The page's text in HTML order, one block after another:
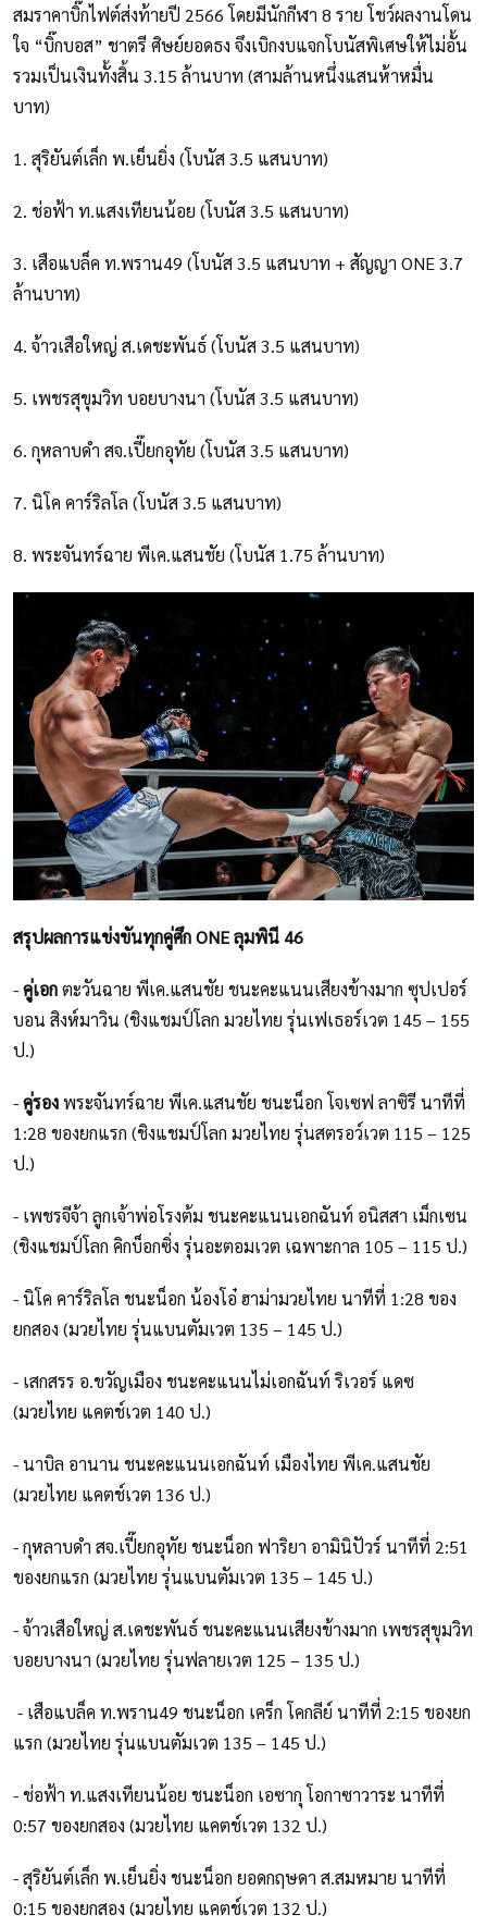
สมราคาบิ๊กไฟต์ส่งท้ายปี 2566 โดยมีนักกีฬา 8 ราย โชว์ผลงานโดน
ใจ “บิ๊กบอส” ชาตรี ศิษย์ยอดธง จึงเบิกงบแจกโบนัสพิเศษให้ไม่อั้น
รวมเป็นเงินทั้งสิ้น 3.15 ล้านบาท (สามล้านหนึ่งแสนห้าหมื่น
บาท)
1. สุริยันต์เล็ก พ.เย็นยิ่ง (โบนัส 3.5 แสนบาท)
2. ช่อฟ้า ท.แสงเทียนน้อย (โบนัส 3.5 แสนบาท)
3. เสือแบล็ค ท.พราน49 (โบนัส 3.5 แสนบาท + สัญญา ONE 3.7
ล้านบาท)
4. จ้าวเสือใหญ่ ส.เดชะพันธ์ (โบนัส 3.5 แสนบาท)
5. เพชรสุขุมวิท บอยบางนา (โบนัส 3.5 แสนบาท)
6. กุหลาบดำ สจ.เปี๊ยกอุทัย (โบนัส 3.5 แสนบาท)
7. นิโค คาร์ริลโล (โบนัส 3.5 แสนบาท)
8. พระจันทร์ฉาย พีเค.แสนชัย (โบนัส 1.75 ล้านบาท)
สรุปผลการแข่งขันทุกคู่ศึก ONE ลุมพินี 46
-คู่เอกตะวันฉาย พีเค.แสนชัย ชนะคะแนนเสียงข้างมาก ซุปเปอร์
บอน สิงห์มาวิน (ชิงแชมป์โลก มวยไทย รุ่นเฟเธอร์เวต 145 – 155
ป.)
-คู่รองพระจันทร์ฉาย พีเค.แสนชัย ชนะน็อก โจเซฟ ลาซิรี นาทีที่
1:28 ของยกแรก (ชิงแชมป์โลก มวยไทย รุ่นสตรอว์เวต 115 – 125
ป.)
- เพชรจีจ้า ลูกเจ้าพ่อโรงต้ม ชนะคะแนนเอกฉันท์ อนิสสา เม็กเซน
(ชิงแชมป์โลก คิกบ็อกซิ่ง รุ่นอะตอมเวต เฉพาะกาล 105 – 115 ป.)
- นิโค คาร์ริลโล ชนะน็อก น้องโอ๋ ฮาม่ามวยไทย นาทีที่ 1:28 ของ
ยกสอง (มวยไทย รุ่นแบนตัมเวต 135 – 145 ป.)
- เสกสรร อ.ขวัญเมือง ชนะคะแนนไม่เอกฉันท์ ริเวอร์ แดซ
(มวยไทย แคตช์เวต 140 ป.)
- นาบิล อานาน ชนะคะแนนเอกฉันท์ เมืองไทย พีเค.แสนชัย
(มวยไทย แคตช์เวต 136 ป.)
- กุหลาบดำ สจ.เปี๊ยกอุทัย ชนะน็อก ฟาริยา อามินิปัวร์ นาทีที่ 2:51
ของยกแรก (มวยไทย รุ่นแบนตัมเวต 135 – 145 ป.)
- จ้าวเสือใหญ่ ส.เดชะพันธ์ ชนะคะแนนเสียงข้างมาก เพชรสุขุมวิท
บอยบางนา (มวยไทย รุ่นฟลายเวต 125 – 135 ป.)
- เสือแบล็ค ท.พราน49 ชนะน็อก เคร็ก โคกลีย์ นาทีที่ 2:15 ของยก
แรก (มวยไทย รุ่นแบนตัมเวต 135 – 145 ป.)
- ช่อฟ้า ท.แสงเทียนน้อย ชนะน็อก เอซากุ โอกาซาวาระ นาทีที่
0:57 ของยกสอง (มวยไทย แคตช์เวต 132 ป.)
- สุริยันต์เล็ก พ.เย็นยิ่ง ชนะน็อก ยอดกฤษดา ส.สมหมาย นาทีที่
0:15 ของยกสอง (มวยไทย แคตช์เวต 132 ป.)